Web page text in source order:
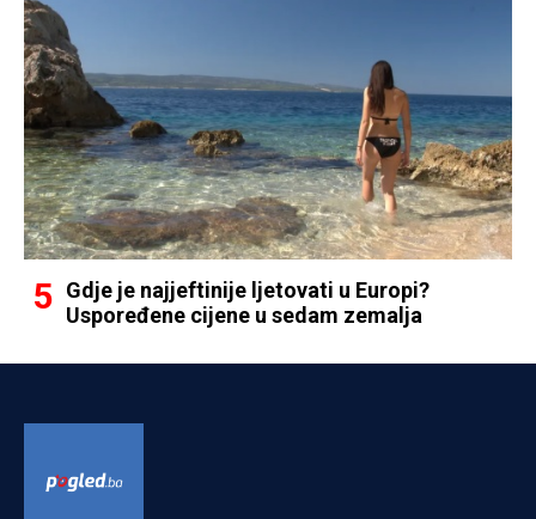
Gdje je najjeftinije ljetovati u Europi?
Uspoređene cijene u sedam zemalja